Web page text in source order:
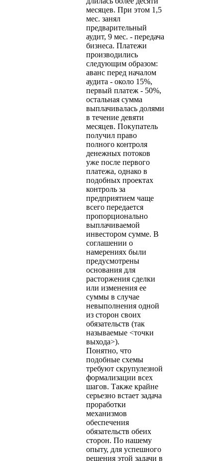
месяцев. При этом 1,5
мес. занял
предварительный
аудит, 9 мес. - передача
бизнеса. Платежи
производились
следующим образом:
аванс перед началом
аудита - около 15%,
первый платеж - 50%,
остальная сумма
выплачивалась долями
в течение девяти
месяцев. Покупатель
получил право
полного контроля
денежных потоков
уже после первого
платежа, однако в
подобных проектах
контроль за
предприятием чаще
всего передается
пропорционально
выплачиваемой
инвестором сумме. В
соглашении о
намерениях были
предусмотрены
основания для
расторжения сделки
или изменения ее
суммы в случае
невыполнения одной
из сторон своих
обязательств (так
называемые <точки
выхода>).
Понятно, что
подобные схемы
требуют скрупулезной
формализации всех
шагов. Также крайне
серьезно встает задача
проработки
механизмов
обеспечения
обязательств обеих
сторон. По нашему
опыту, для успешного
решения этой задачи в